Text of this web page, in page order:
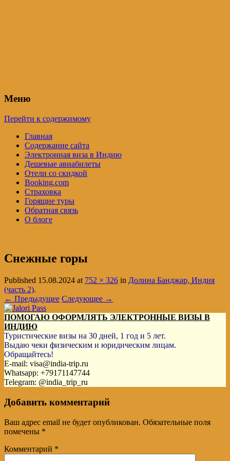
Меню
Перейти к содержимому
Главная
Содержание сайта
Электронная виза в Индию
Дешевые авиабилеты
Отели со скидкой
Booking.com
Страховка
Горящие туры
Обратная связь
О блоге
Снежные горы
Published 15.08.2024 at 752 × 326 in Долина Банджар, Индия
(часть 2).
← Предыдущее Следующее →
ПОМОГАЮ ОФОРМЛЯТЬ ЭЛЕКТРОННЫЕ ВИЗЫ В
ИНДИЮ
Туристические визы на 30 дней, 1 год и 5 лет.
Выдаю чеки физическим и юридическим лицам.
Обращайтесь!
E-mail: visa@india-trip.ru
Whatsapp: +79171147744
Telegram: @india_trip_ru
Добавить комментарий
Ваш адрес email не будет опубликован. Обязательные поля
помечены *
Комментарий *